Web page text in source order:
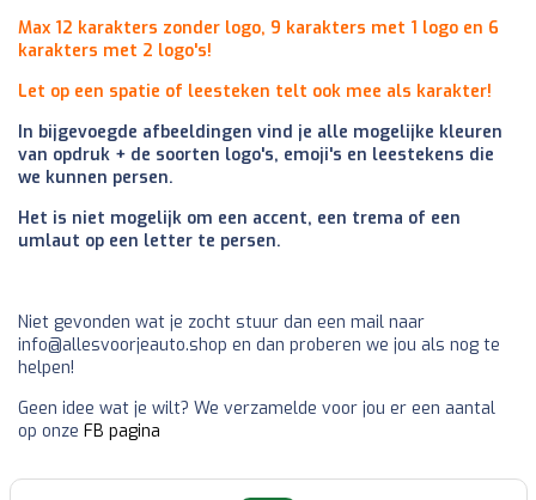
Max 12 karakters zonder logo, 9 karakters met 1 logo en 6
karakters met 2 logo's!
Let op een spatie of leesteken telt ook mee als karakter!
In bijgevoegde afbeeldingen vind je alle mogelijke kleuren
van opdruk + de soorten logo's, emoji's en leestekens die
we kunnen persen.
Het is niet mogelijk om een accent, een trema of een
umlaut op een letter te persen.
Niet gevonden wat je zocht stuur dan een mail naar
info@allesvoorjeauto.shop en dan proberen we jou als nog te
helpen!
Geen idee wat je wilt? We verzamelde voor jou er een aantal
op onze FB pagina